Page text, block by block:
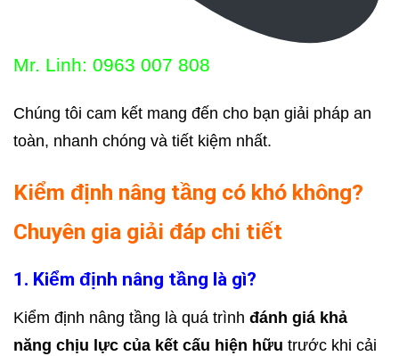
Mr. Linh: 0963 007 808
Chúng tôi cam kết mang đến cho bạn giải pháp an
toàn, nhanh chóng và tiết kiệm nhất.
Kiểm định nâng tầng có khó không?
Chuyên gia giải đáp chi tiết
1. Kiểm định nâng tầng là gì?
Kiểm định nâng tầng là quá trình đánh giá khả
năng chịu lực của kết cấu hiện hữu trước khi cải